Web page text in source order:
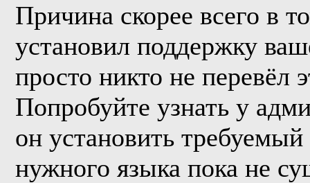
Причина скорее всего в
установил поддержку
просто никто не перевёл
Попробуйте узнать у
он установить
нужного языка пока не